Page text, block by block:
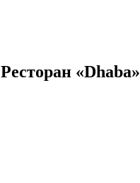
Ресторан «Dhaba»